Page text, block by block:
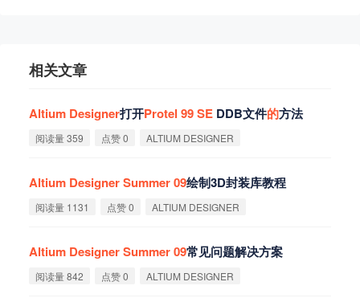
相关文章
Altium Designer打开Protel 99SE DDB文件的方法
阅读量 359 点赞 0 ALTIUM DESIGNER
Altium DesignerSummer09绘制3D封装库教程
阅读量 1131 点赞 0 ALTIUM DESIGNER
Altium DesignerSummer09常见问题解决方案
阅读量 842 点赞 0 ALTIUM DESIGNER